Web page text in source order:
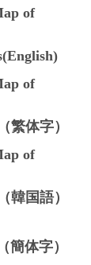
of
of
繁体字）
of
韓国語）
簡体字）